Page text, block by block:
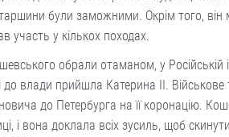
були заможними. Окрім того, він
участь у кількох походах.
обрали отаманом, у Російській
до влади прийшла Катерина ІІ. Військове
до Петербурга на її коронацію.
і вона доклала всіх зусиль, щоб